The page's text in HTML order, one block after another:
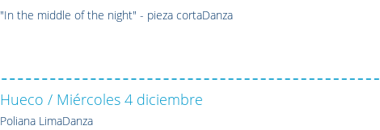
"In the middle of the night" - pieza cortaDanza
Hueco / Miércoles 4 diciembre
Poliana LimaDanza